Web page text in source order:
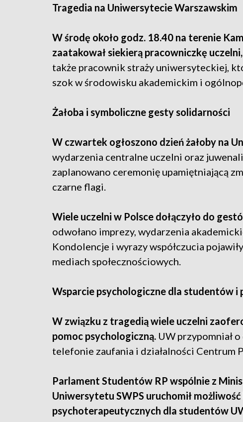
Tragedia na Uniwersytecie Warszawskim
W środę około godz. 18.40 na terenie
zaatakował siekierą pracowniczkę
także pracownik straży uniwersyteckiej,
szok w środowisku akademickim i
Żałoba i symboliczne gesty solidarności
W czwartek ogłoszono dzień żałoby na
wydarzenia centralne uczelni oraz
zaplanowano ceremonię upamiętniającą
czarne flagi.
Wiele uczelni w Polsce dołączyło do
odwołano imprezy, wydarzenia
Kondolencje i wyrazy współczucia
mediach społecznościowych.
Wsparcie psychologiczne dla studentów i
W związku z tragedią wiele uczelni
pomoc psychologiczną. UW przypomniał
telefonie zaufania i działalności Centrum
Parlament Studentów RP wspólnie z
Uniwersytetu SWPS uruchomił
psychoterapeutycznych dla studentów